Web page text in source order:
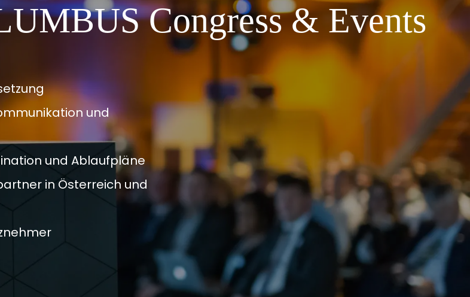
Congress & Events
und
und Ablaufpläne
in Österreich und